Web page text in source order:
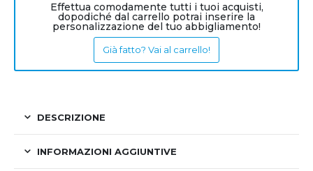
Effettua comodamente tutti i tuoi acquisti,
dopodiché dal carrello potrai inserire la
personalizzazione del tuo abbigliamento!
Già fatto? Vai al carrello!
DESCRIZIONE
INFORMAZIONI AGGIUNTIVE